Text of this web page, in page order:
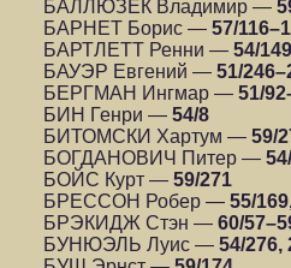
БАЛЛЮЗЕК Владимир —
БАРНЕТ Борис — 57/
БАРТЛЕТТ Ренни — 54/
БАУЭР Евгений — 51/
БЕРГМАН Ингмар — 51/
БИН Генри — 54/8
БИТОМСКИ Хартум — 59/
БОГДАНОВИЧ Питер —
БОЙС Курт — 59/271
БРЕССОН Робер — 55/
БРЭКИДЖ Стэн — 60/
БУНЮЭЛЬ Луис — 54/276,